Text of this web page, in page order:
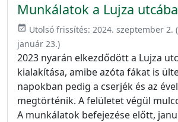
Munkálatok a Lujza
event_available Utolsó frissítés: 2024. szeptember 2.
január 23.)
2023 nyarán elkezdődött a Lujza
kialakítása, amibe azóta fákat is
napokban pedig a cserjék és az
megtörténik. A felületet végül
A munkálatok befejezése előtt,